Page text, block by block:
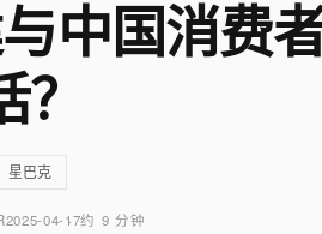
中国消费
？
星巴克
2025-04-17约 9 分钟